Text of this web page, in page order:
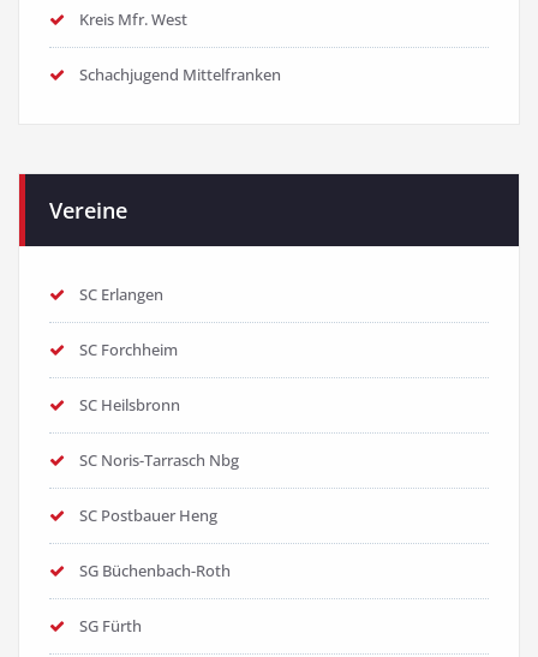
Kreis Mfr. West
Schachjugend Mittelfranken
Vereine
SC Erlangen
SC Forchheim
SC Heilsbronn
SC Noris-Tarrasch Nbg
SC Postbauer Heng
SG Büchenbach-Roth
SG Fürth